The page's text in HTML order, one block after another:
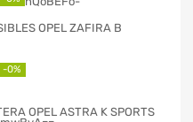
OPEL ZAFIRA B
-0%
OPEL ASTRA K SPORTS